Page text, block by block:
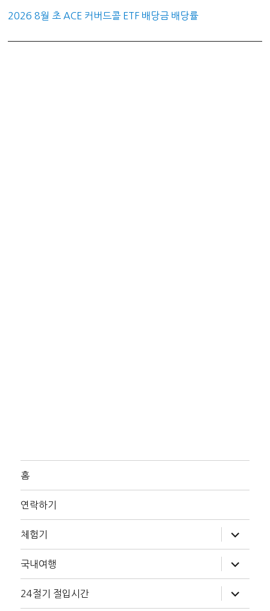
2026 8월 초 ACE 커버드콜 ETF 배당금 배당률
홈
연락하기
체험기
위
메
확
장
국내여행
위
메
확
장
24절기 절입시간
위